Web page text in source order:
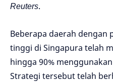
Reuters.
Beberapa daerah dengan
tinggi di Singapura telah
hingga 90%
Strategi tersebut telah